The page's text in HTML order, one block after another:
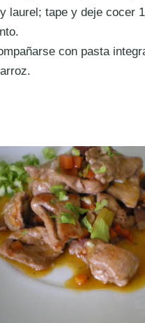
laurel; tape y deje cocer
con pasta